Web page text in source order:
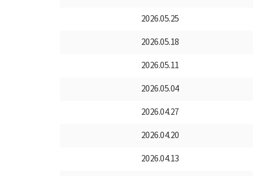
2026.05.25
2026.05.18
2026.05.11
2026.05.04
2026.04.27
2026.04.20
2026.04.13